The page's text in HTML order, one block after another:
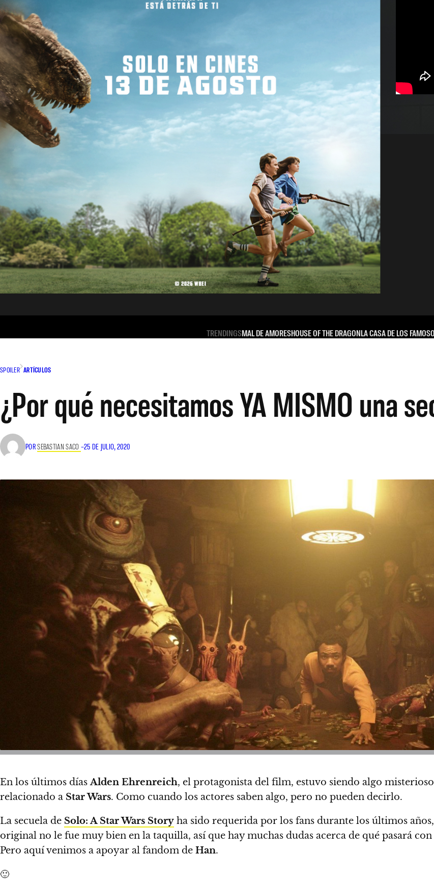
TRENDINGSMAL DE AMORESHOUSE OF THE DRAGONLA CASA DE LOS
SPOILER ARTÍCULOS
¿Por qué necesitamos YA MISMO una
PORSEBASTIAN SACO –25 DE JULIO, 2020
En los últimos díasAlden Ehrenreich, el protagonista del film, estuvo siendo algo
relacionado a Star Wars. Como cuando los actores saben algo, pero no pueden decirlo.
La secuela de Solo: A Star Wars Story ha sido requerida por los fans durante los últimos
original no le fue muy bien en la taquilla, así que hay muchas dudas acerca de qué pasará con
Pero aquí venimos a apoyar al fandom de Han.
🙂